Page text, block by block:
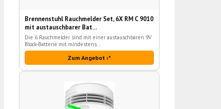
Brennenstuhl Rauchmelder Set, 6X RM C 9010
mit austauschbarer Bat…
Die 6 Rauchmelder sind mit einer austauschbaren 9V
Block-Batterie mit mindestens…
Zum Angebot ›*